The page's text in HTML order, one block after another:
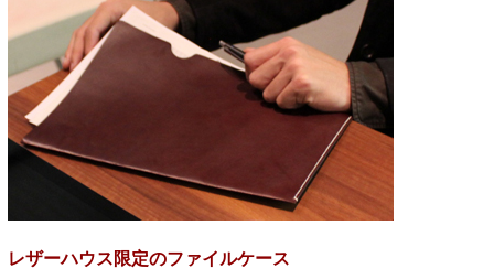
レザーハウス限定のファイルケース